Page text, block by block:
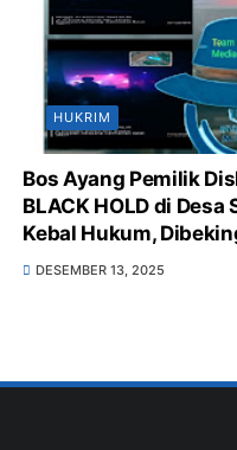
HUKRIM
Bos Ayang Pemilik Diskotik Berkedok Karaoke
BLACK HOLD di
Kebal Hukum,
Pemerintah Desa &
DESEMBER 13, 2025